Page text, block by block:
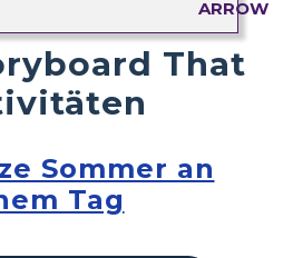
That
Sommer an
Tag